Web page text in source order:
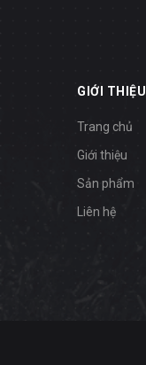
GIỚI THIỆU
Trang chủ
Giới thiệu
Sản phẩm
Liên hệ